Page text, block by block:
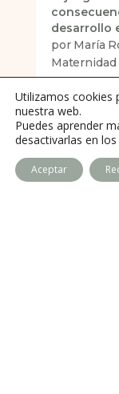
desarrollo
por María
Maternidad
El...
leer más
Utilizamos cookies
nuestra web.
Puedes aprender
desactivarlas en los
Aceptar